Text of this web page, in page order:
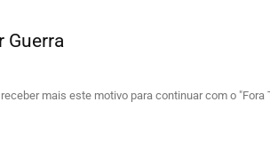
Guerra
mais este motivo para continuar com o "Fora